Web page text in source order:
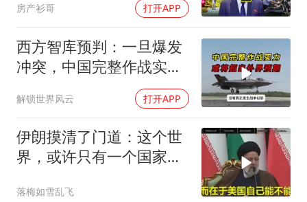
房产衫哥 打开APP
西方智库预判：一旦爆发
冲突，中国完整作战实力
解锁世界风云 打开APP
伊朗摸清了门道：这个世
界，或许只有一个国家，
落梅如雪乱飞